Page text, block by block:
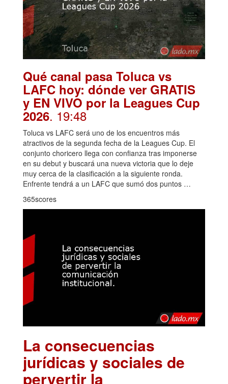
Qué canal pasa Toluca vs
LAFC hoy: dónde ver GRATIS
y EN VIVO por la Leagues Cup
2026. 19:48
Toluca vs LAFC será uno de los encuentros más
atractivos de la segunda fecha de la Leagues Cup. El
conjunto choricero llega con confianza tras imponerse
en su debut y buscará una nueva victoria que lo deje
muy cerca de la clasificación a la siguiente ronda.
Enfrente tendrá a un LAFC que sumó dos puntos …
365scores
La consecuencias
jurídicas y sociales de
pervertir la